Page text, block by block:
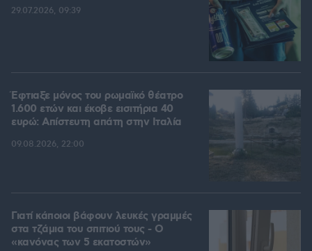
29.07.2026, 09:39
Έφτιαξε μόνος του ρωμαϊκό θέατρο
1.600 ετών και έκοβε εισιτήρια 40
ευρώ: Απίστευτη απάτη στην Ιταλία
09.08.2026, 22:00
Γιατί κάποιοι βάφουν λευκές γραμμές
στα τζάμια του σπιτιού τους - Ο
«κανόνας των 5 εκατοστών»